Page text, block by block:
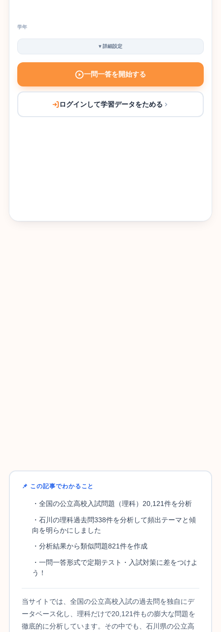
学年
▾詳細設定
一問一答を開始する
ログインして学習データをためる
📌 この記事でわかること
・全国の公立高校入試問題（理科）20,121件を分析
・石川の理科過去問338件を分析して頻出テーマと傾
向を明らかにしました
・分析結果から類似問題821件を作成
・一問一答形式で定期テスト・入試対策に差をつけよ
う！
当サイトでは、全国の公立高校入試の過去問を独自にデ
ータベース化し、理科だけで20,121件もの膨大な問題を
徹底的に分析しています。その中でも、石川県の公立高